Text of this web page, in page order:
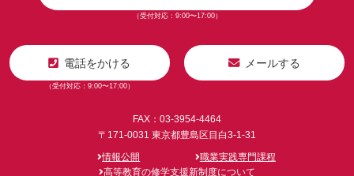
（受付対応：9:00〜17:00）
電話をかける
（受付対応：9:00〜17:00）
メールする
FAX：03-3954-4464
〒171-0031 東京都豊島区目白3-1-31
情報公開
職業実践専門課程
高等教育の修学支援新制度について